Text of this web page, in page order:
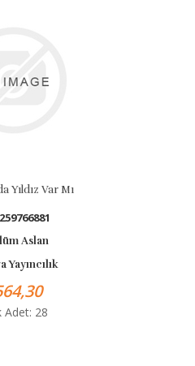
Yıldız Var Mı
Aslan
Yayıncılık
Adet: 28